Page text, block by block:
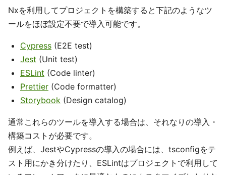
Nxを利用してプロジェクトを構築すると下記のようなツ
ールをほぼ設定不要で導入可能です。
Cypress (E2E test)
Jest (Unit test)
ESLint (Code linter)
Prettier (Code formatter)
Storybook (Design catalog)
通常これらのツールを導入する場合は、それなりの導入・
構築コストが必要です。
例えば、JestやCypressの導入の場合には、tsconfigをテ
スト用にかき分けたり、ESLintはプロジェクトで利用して